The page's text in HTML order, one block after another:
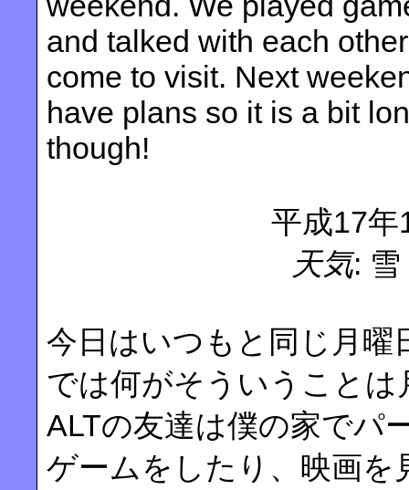
and talked with each
come to visit. Next
have plans so it is a bit
though!
平成17年
天気:
今日はいつもと同じ月曜
では何がそういうこと
ALTの友達は僕の家でパ
ゲームをしたり、映画